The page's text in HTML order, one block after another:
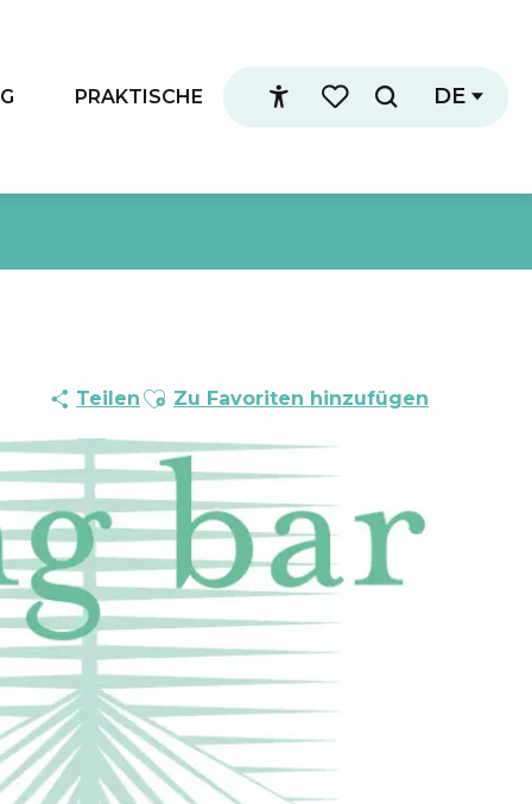
Accessibilité
Voir les favoris
Suche
DE
PRAKTISCHE
Teilen Ajouter aux favoris
Zu Favoriten hinzufügen